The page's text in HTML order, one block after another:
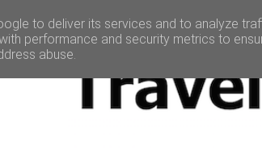
to deliver its services and to analyze
performance and security metrics to
abuse.